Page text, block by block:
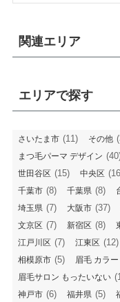
関連エリア
エリアで探す
さいたま市 (11) その他
まつ毛パーマ デザイン
世田谷区 (15) 中央区
千葉市 (8) 千葉県 (8)
埼玉県 (7) 大阪市 (37)
文京区 (7) 新宿区 (8)
江戸川区 (7) 江東区 (12)
相模原市 (5) 眉毛 カラー
眉毛サロン もったいない
神戸市 (6) 福井県 (5)